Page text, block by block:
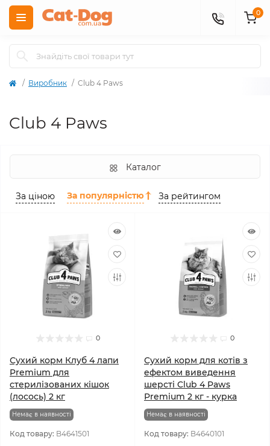
0
Виробник Club 4 Paws
Club 4 Paws
Каталог
За ціною За популярністю За рейтингом
0
Сухий корм Клуб 4 лапи
Premium для
стерилізованих кішок
(лосось) 2 кг
Немає в наявності
Код товару: B4641501
0
Сухий корм для котів з
ефектом виведення
шерсті Club 4 Paws
Premium 2 кг - курка
Немає в наявності
Код товару: B4640101